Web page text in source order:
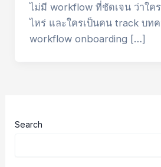
ไม่มี workflow ที่ชัดเจน ว่าใค
ไหร่ และใครเป็นคน track บท
workflow onboarding […]
Search